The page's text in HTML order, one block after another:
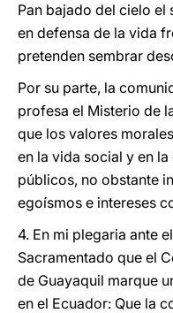
Pan bajado del cielo el
en defensa de la vida
pretenden sembrar
Por su parte, la
profesa el Misterio de
que los valores
en la vida social y en
públicos, no obstante
egoísmos e intereses
4. En mi plegaria ante
Sacramentado que el
de Guayaquil marque
en el Ecuador: Que la